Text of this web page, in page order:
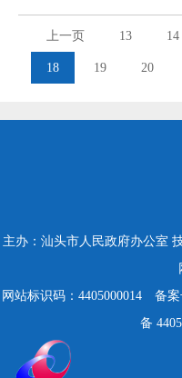
上一页 13 14
18 19 20
主办：汕头市人民政府办公室
网站标识码：4405000014
备案
备